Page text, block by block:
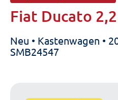
Fiat Ducato
Neu • Kastenwagen •
SMB24547